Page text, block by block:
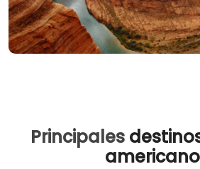
Principales d